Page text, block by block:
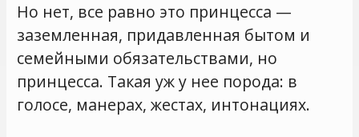
Но нет, все равно это принцесса —
заземленная, придавленная бытом и
семейными обязательствами, но
принцесса. Такая уж у нее порода: в
голосе, манерах, жестах, интонациях.